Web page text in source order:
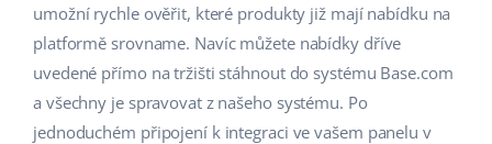
Supermarket
Zdraví a krása
Móda
Služby
Implementace systému
Audit účtu
deutsch
Ελληνικά
español (AR)
umožní rychle ověřit, které produkty již mají nabídku na
platformě srovname. Navíc můžete nabídky dříve
uvedené přímo na tržišti stáhnout do systému Base.com
a všechny je spravovat z našeho systému. Po
jednoduchém připojení k integraci ve vašem panelu v